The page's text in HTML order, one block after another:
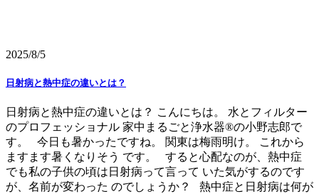
2025/8/5
日射病と熱中症の違いとは？
日射病と熱中症の違いとは？ こんにちは。 水とフィルター
のプロフェッショナル 家中まるごと浄水器®の小野志郎で
す。 今日も暑かったですね。 関東は梅雨明け。 これから
ますます暑くなりそう です。 すると心配なのが、熱中症
でも私の子供の頃は日射病って言って いた気がするのです
が、名前が変わった のでしょうか？ 熱中症と日射病は何が